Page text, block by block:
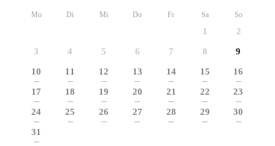
Mo Di Mi Do Fr Sa So
1 2
3 4 5 6 7 8 9
10
---
11
---
12
---
13
---
14
---
15
---
16
---
17
---
18
---
19
---
20
---
21
---
22
---
23
---
24
---
25
---
26
---
27
---
28
---
29
---
30
---
31
---